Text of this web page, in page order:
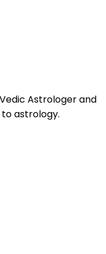
Astrologer and
astrology.